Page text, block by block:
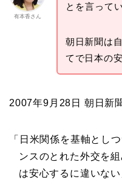
有本香さん
とを言って
朝日新聞は
てで日本の
2007年9月28日 朝日新
「日米関係を基軸とし
ンスのとれた外交を
は安心するに違いない